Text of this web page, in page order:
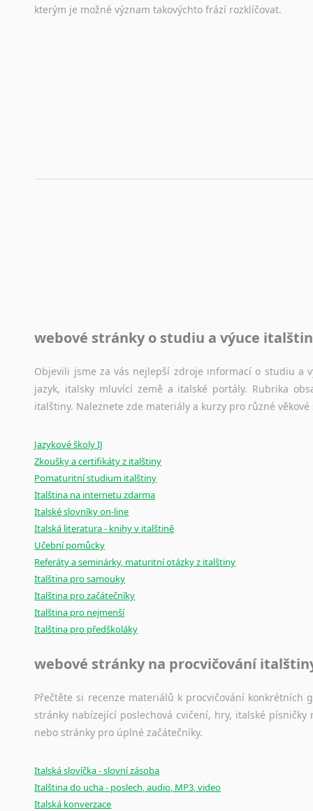
kterým je možné význam takovýchto frází rozklíčovat.
Jazykový korpus je elektronický soubor autentických
původního zdroje textu.
Ostatní pomůcky pro překladatele
poradny a pravidla
webové stránky o studiu a výuce
Objevili jsme za vás nejlepší zdroje informací o studiu a
jazyk, italsky mluvící země a italské portály. Rubrika
italštiny. Naleznete zde materiály a kurzy pro různé věkové
Jazykové školy IJ
Zkoušky a certifikáty z italštiny
Pomaturitní studium italštiny
Italština na internetu zdarma
Italské slovníky on-line
Italská literatura - knihy v italštině
Učební pomůcky
Referáty a seminárky, maturitní otázky z italštiny
Italština pro samouky
Italština pro začátečníky
Italština pro nejmenší
Italština pro předškoláky
webové stránky na procvičování
Přečtěte si recenze materiálů k procvičování
stránky nabízející poslechová cvičení, hry, italské
nebo stránky pro úplné začátečníky.
Italská slovíčka - slovní zásoba
Italština do ucha - poslech, audio, MP3, video
Italská konverzace